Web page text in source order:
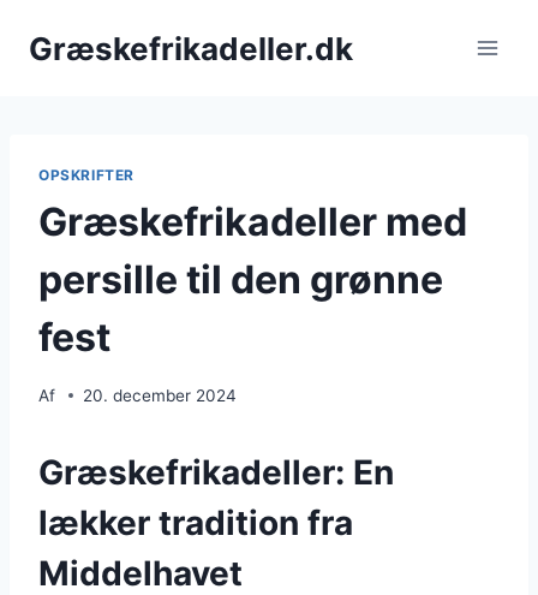
Græskefrikadeller.dk
OPSKRIFTER
Græskefrikadeller med
persille til den grønne
fest
Af 20. december 2024
Græskefrikadeller: En
lækker tradition fra
Middelhavet